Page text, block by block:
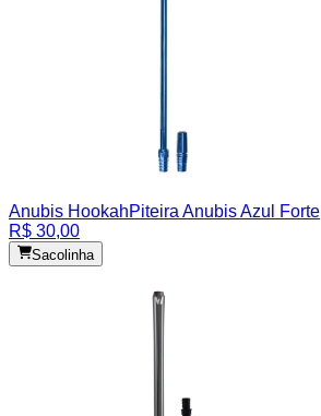
Anubis HookahPiteira Anubis Azul Forte
R$ 30,00
Sacolinha